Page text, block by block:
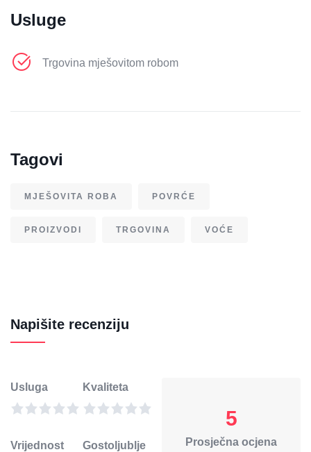
Usluge
Trgovina mješovitom robom
Tagovi
MJEŠOVITA ROBA POVRĆE
PROIZVODI TRGOVINA VOĆE
Napišite recenziju
Usluga Kvaliteta
Vrijednost Gostoljublje
5
Prosječna ocjena